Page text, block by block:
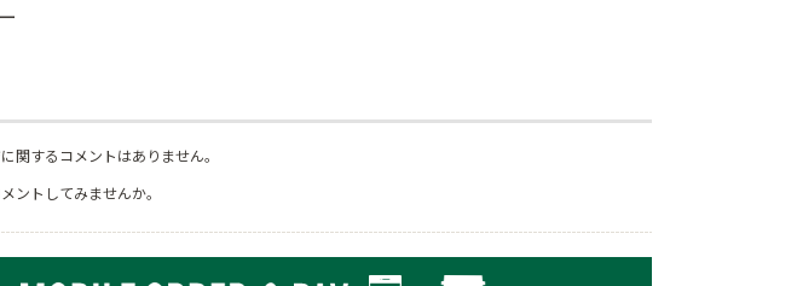
関するコメントはありません。
ントしてみませんか。